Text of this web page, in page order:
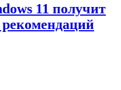
11 получит